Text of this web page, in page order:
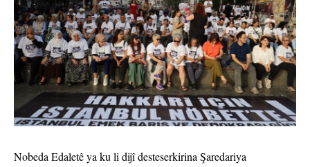
Nobeda Edaletê ya ku li dijî desteserkirina Şaredariya